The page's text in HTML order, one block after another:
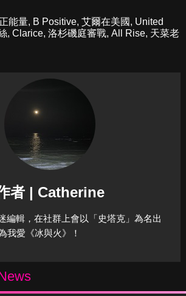
能量, B Positive, 艾爾在美國, United
, Clarice, 洛杉磯庭審戰, All Rise, 天菜老
者 | Catherine
編輯，在社群上會以「史塔克」為名出
我愛《冰與火》！